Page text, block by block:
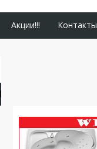
Акции!!! Контакты